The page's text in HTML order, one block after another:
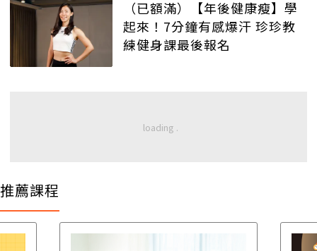
（已額滿）【年後健康瘦】學
起來！7分鐘有感爆汗 珍珍教
練健身課最後報名
推薦課程